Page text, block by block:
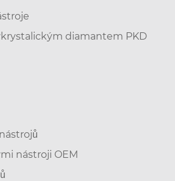
diamantem PKD
nástroji OEM